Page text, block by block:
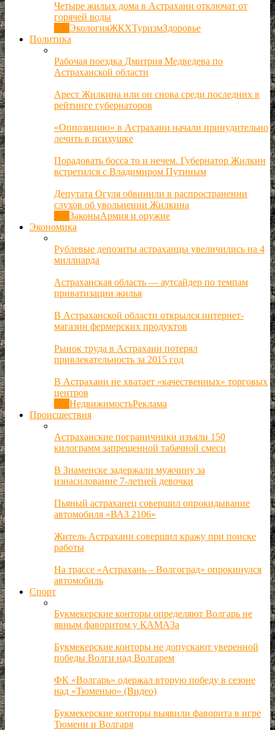
Четыре жилых дома в Астрахани отключат от
горячей воды
ЭкологияЖКХТуризмЗдоровье
Политика
Рабочая поездка Дмитрия Медведева по
Астраханской области
Арест Жилкина или он снова среди последних в
рейтинге губернаторов
«Оппозицию» в Астрахани начали принудительно
лечить в психушке
Порадовать босса то и нечем. Губернатор Жилкин
встретился с Владимиром Путиным
Депутата Огуля обвинили в распространении
слухов об увольнении Жилкина
ЗаконыАрмия и оружие
Экономика
Рублевые депозиты астраханцы увеличились на 4
миллиарда
Астраханская область — аутсайдер по темпам
приватизации жилья
В Астраханской области открылся интернет-
магазин фермерских продуктов
Рынок труда в Астрахани потерял
привлекательность за 2015 год
В Астрахани не хватает «качественных» торговых
центров
НедвижимостьРеклама
Происшествия
Астраханские пограничники изъяли 150
килограмм запрещенной табачной смеси
В Знаменске задержали мужчину за
изнасилование 7-летней девочки
Пьяный астраханец совершил опрокидывание
автомобиля «ВАЗ 2106»
Житель Астрахани совершил кражу при поиске
работы
На трассе «Астрахань – Волгоград» опрокинулся
автомобиль
Спорт
Букмекерские конторы определяют Волгарь не
явным фаворитом у КАМАЗа
Букмекерские конторы не допускают уверенной
победы Волги над Волгарем
ФК «Волгарь» одержал вторую победу в сезоне
над «Тюменью» (Видео)
Букмекерские конторы выявили фаворита в игре
Тюмени и Волгаря